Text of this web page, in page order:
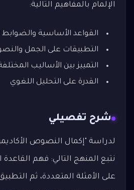
الإلمام بالمفاهيم التالية:
القواعد الأساسية والضوابط
التطبيقات على الجمل
التمييز بين الأساليب
القدرة على التحليل اللغوي
شرح تفصيلي
لدراسة "إكمال النصوص
نتبع المنهج التالي: فهم القاعدة
على الأمثلة المتعددة، ثم